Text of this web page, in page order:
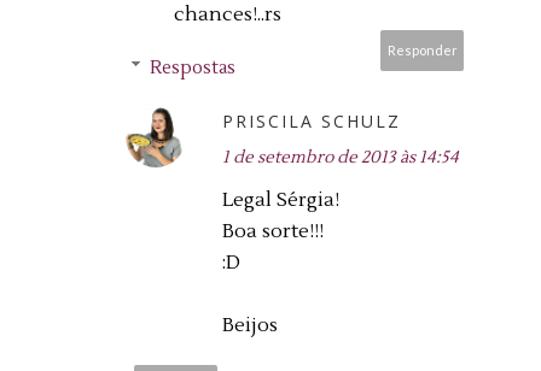
chances!..rs
Responder
Respostas
PRISCILA SCHULZ
1 de setembro de 2013 às 14:54
Legal Sérgia!
Boa sorte!!!
:D
Beijos